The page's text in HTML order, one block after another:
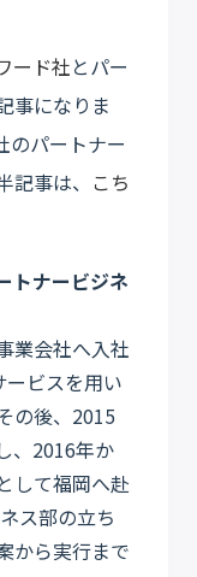
ード社とパー
事になりま
のパートナー
事は、 こち
トナービジネ
業会社へ入社
ビスを用い
の後、2015
、2016年か
して福岡へ赴
ス部の立ち
から実行まで